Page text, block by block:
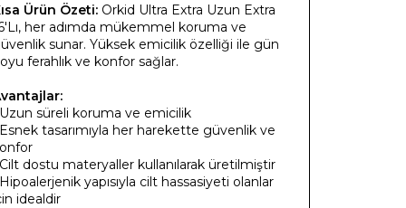
Ürün Özeti: Orkid Ultra Extra Uzun Extra
her adımda mükemmel koruma ve
sunar. Yüksek emicilik özelliği ile gün
ferahlık ve konfor sağlar.
Uzun süreli koruma ve emicilik
Esnek tasarımıyla her harekette güvenlik ve
Cilt dostu materyaller kullanılarak üretilmiştir
Hipoalerjenik yapısıyla cilt hassasiyeti olanlar
idealdir